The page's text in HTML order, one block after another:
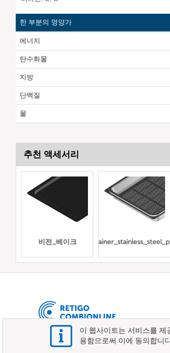
한 부분의 영양가
에너지
탄수화물
지방
단백질
물
추천 액세서리
비전_베이크
이 웹사이트는 서비스를
용함으로써 이에 동의합니